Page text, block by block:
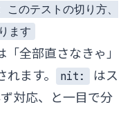
のテストの切り方、
ます
全部直さなきゃ」
ます。
nit:
はス
対応、と一目で分